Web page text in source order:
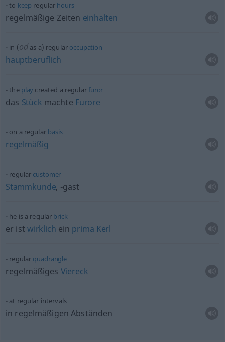
to keep regular hours
regelmäßige Zeiten einhalten
in (od as a) regular occupation
hauptberuflich
the play created a regularfuror
das Stück machte Furore
on a regular basis
regelmäßig
regular customer
Stammkunde, -gast
he is a regular brick
er ist wirklich ein prima Kerl
regular quadrangle
regelmäßiges Viereck
at regular intervals
in regelmäßigen Abständen